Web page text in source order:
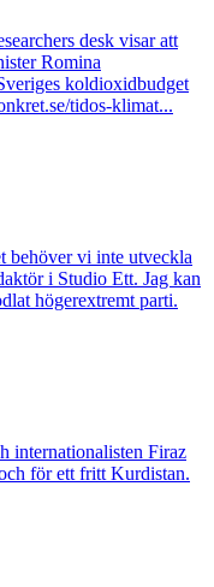
desk visar att
Romina
koldioxidbudget
tidos-klimat...
behöver vi inte utveckla
i Studio Ett. Jag kan
högerextremt parti.
internationalisten Firaz
för ett fritt Kurdistan.